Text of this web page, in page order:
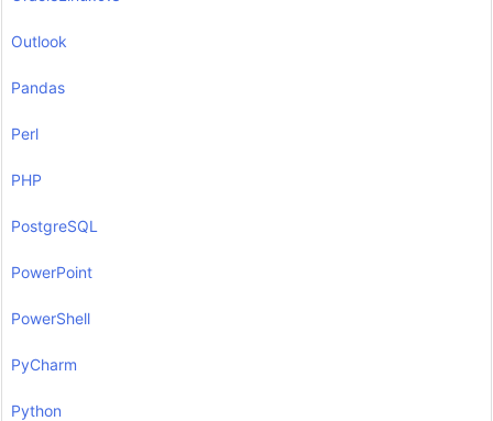
Outlook
Pandas
Perl
PHP
PostgreSQL
PowerPoint
PowerShell
PyCharm
Python